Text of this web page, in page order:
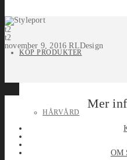
KÖP PRODUKTER
HÅRVÅRD
t2
t2
november 9, 2016 RLDesign
Mer
OM